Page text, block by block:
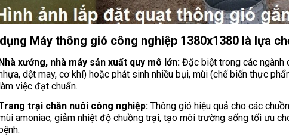
Máy thông gió công nghiệp 1380x1380 là lựa
xưởng, nhà máy sản xuất quy mô lớn:Đặc biệt trong các ngành
dệt may, cơ khí) hoặc phát sinh nhiều bụi, mùi (chế biến thực
việc đạt chuẩn.
trại chăn nuôi công nghiệp:Thông gió hiệu quả cho các
amoniac, giảm nhiệt độ chuồng trại, tạo môi trường sống tối ưu